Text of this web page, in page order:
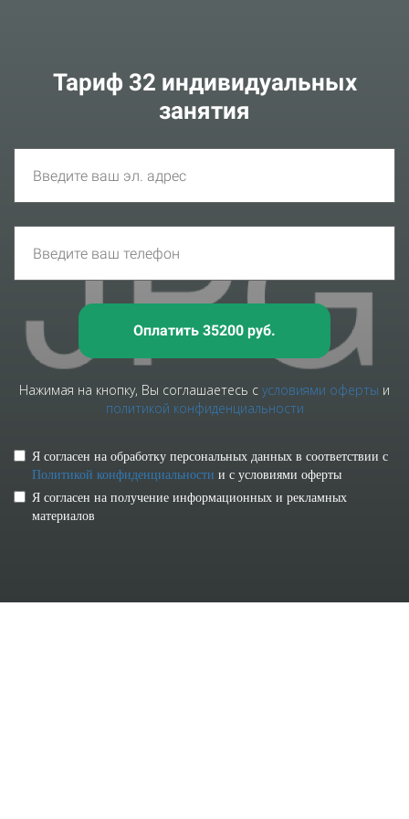
Тариф 32 индивидуальных
занятия
Оплатить 35200 руб.
Нажимая на кнопку, Вы соглашаетесь с условиями оферты и
политикой конфиденциальности
Я согласен на обработку персональных данных в соответствии с
Политикой конфиденциальности и с условиями оферты
Я согласен на получение информационных и рекламных
материалов